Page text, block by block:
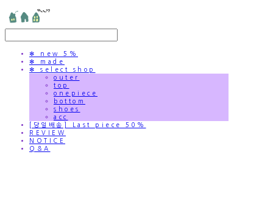
✻ new 5%
✻ made
✻ select shop
outer
top
onepiece
bottom
shoes
acc
[당일배송] Last piece 50%
REVIEW
NOTICE
Q&A